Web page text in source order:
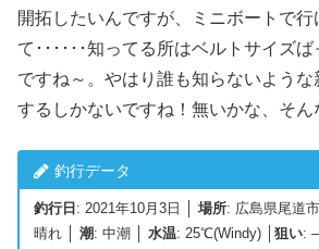
開拓したいんですが、ミニボートで
て･･････知ってる所はベルトサイズ
ですね～。やはり誰も知らないよう
するしかないですね！無いかな、そん
釣行データ
釣行日 : 2021年10月3日 │ 場所: 広島県尾道
晴れ │ 潮: 中潮 │ 水温: 25℃(Windy) │ 狙い: –